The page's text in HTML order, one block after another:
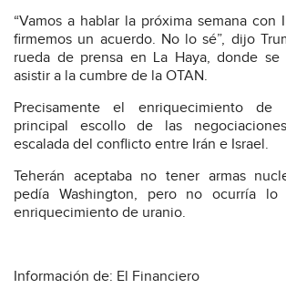
“Vamos a hablar la próxima semana con
firmemos un acuerdo. No lo sé”, dijo
rueda de prensa en La Haya, donde se
asistir a la cumbre de la OTAN.
Precisamente el enriquecimiento
principal escollo de las
escalada del conflicto entre Irán e Israel.
Teherán aceptaba no tener armas
pedía Washington, pero no ocurría
enriquecimiento de uranio.
Información de: El Financiero